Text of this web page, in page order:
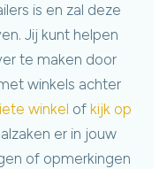
is en zal deze
Jij kunt helpen
te maken door
winkels achter
winkel of kijk op
er in jouw
of opmerkingen